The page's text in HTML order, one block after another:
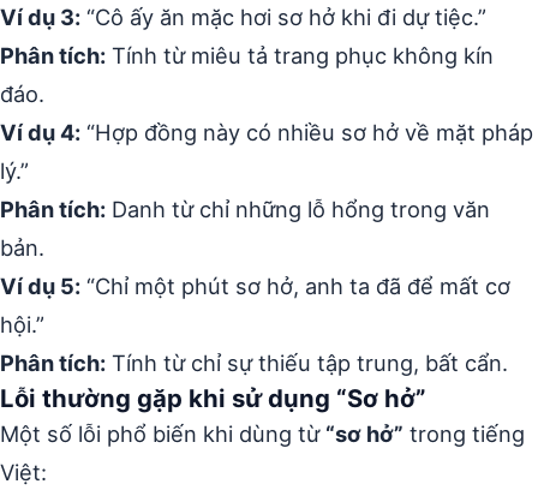
Ví dụ 3: “Cô ấy ăn mặc hơi sơ hở khi đi dự tiệc.”
Phân tích: Tính từ miêu tả trang phục không kín
đáo.
Ví dụ 4: “Hợp đồng này có nhiều sơ hở về mặt pháp
lý.”
Phân tích: Danh từ chỉ những lỗ hổng trong văn
bản.
Ví dụ 5: “Chỉ một phút sơ hở, anh ta đã để mất cơ
hội.”
Phân tích: Tính từ chỉ sự thiếu tập trung, bất cẩn.
Lỗi thường gặp khi sử dụng “Sơ hở”
Một số lỗi phổ biến khi dùng từ “sơ hở” trong tiếng
Việt: